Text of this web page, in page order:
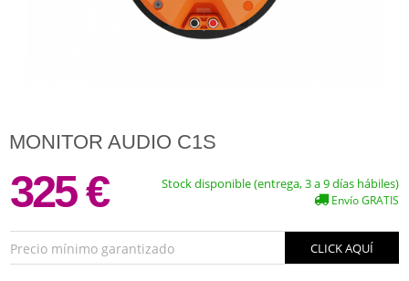
MONITOR AUDIO C1S
325 € Stock disponible (entrega, 3 a 9 días hábiles)
Envío GRATIS
Precio mínimo garantizado CLICK AQUÍ